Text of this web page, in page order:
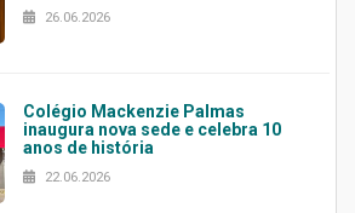
26.06.2026
Colégio Mackenzie Palmas
inaugura nova sede e celebra 10
anos de história
22.06.2026